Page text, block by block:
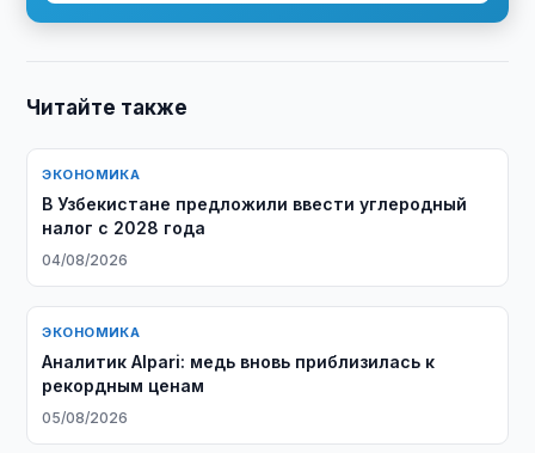
Читайте также
ЭКОНОМИКА
В Узбекистане предложили ввести углеродный
налог с 2028 года
04/08/2026
ЭКОНОМИКА
Аналитик Alpari: медь вновь приблизилась к
рекордным ценам
05/08/2026